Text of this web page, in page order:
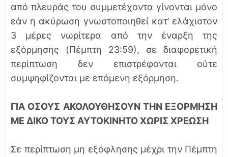
από πλευράς του συμμετέχοντα γίνονται μόνο
εάν η ακύρωση γνωστοποιηθεί κατ’ ελάχιστον
3 μέρες νωρίτερα από την έναρξη της
εξόρμησης (Πέμπτη 23:59), σε διαφορετική
περίπτωση δεν επιστρέφονται ούτε
συμψηφίζονται με επόμενη εξόρμηση.
ΓΙΑ ΟΣΟΥΣ ΑΚΟΛΟΥΘΗΣΟΥΝ ΤΗΝ ΕΞΟΡΜΗΣΗ
ΜΕ ΔΙΚΟ ΤΟΥΣ ΑΥΤΟΚΙΝΗΤΟ ΧΩΡΙΣ ΧΡΕΩΣΗ
Σε περίπτωση μη εξόφλησης μέχρι την Πέμπτη